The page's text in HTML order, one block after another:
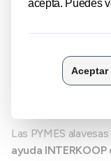
de subcontratación
través de redes
reforzar el
Las PYMES
ayuda